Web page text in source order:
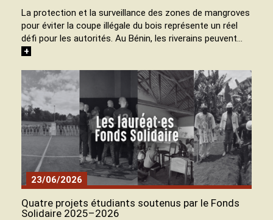
La protection et la surveillance des zones de mangroves
pour éviter la coupe illégale du bois représente un réel
défi pour les autorités. Au Bénin, les riverains peuvent…
+
23/06/2026
Quatre projets étudiants soutenus par le Fonds
Solidaire 2025–2026